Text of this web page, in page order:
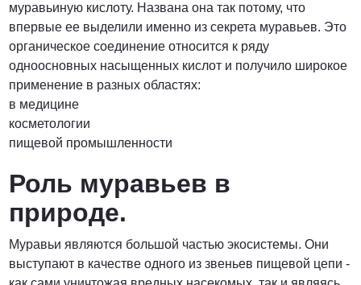
муравьиную кислоту. Названа она так потому, что
впервые ее выделили именно из секрета муравьев. Это
органическое соединение относится к ряду
одноосновных насыщенных кислот и получило широкое
применение в разных областях:
в медицине
косметологии
пищевой промышленности
Роль муравьев в
природе.
Муравьи являются большой частью экосистемы. Они
выступают в качестве одного из звеньев пищевой цепи -